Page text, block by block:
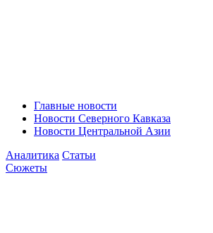
Главные новости
Новости Северного Кавказа
Новости Центральной Азии
Аналитика Статьи
Сюжеты